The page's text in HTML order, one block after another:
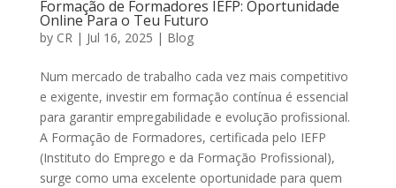
Formação de Formadores IEFP: Oportunidade
Online Para o Teu Futuro
by CR | Jul 16, 2025 | Blog
Num mercado de trabalho cada vez mais competitivo
e exigente, investir em formação contínua é essencial
para garantir empregabilidade e evolução profissional.
A Formação de Formadores, certificada pelo IEFP
(Instituto do Emprego e da Formação Profissional),
surge como uma excelente oportunidade para quem